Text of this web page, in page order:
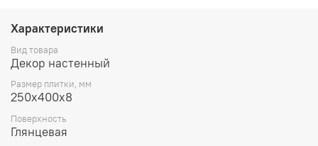
Характеристики
Вид товара
Декор настенный
Размер плитки, мм
250х400х8
Поверхность
Глянцевая